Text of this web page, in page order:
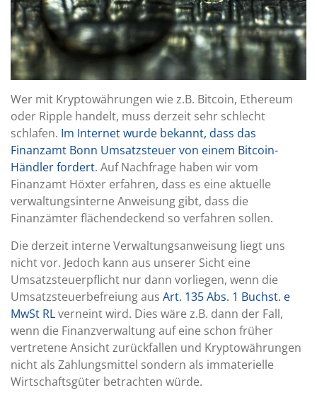
Wer mit Kryptowährungen wie z.B. Bitcoin, Ethereum
oder Ripple handelt, muss derzeit sehr schlecht
schlafen. Im Internet wurde bekannt, dass das
Finanzamt Bonn Umsatzsteuer von einem Bitcoin-
Händler fordert. Auf Nachfrage haben wir vom
Finanzamt Höxter erfahren, dass es eine aktuelle
verwaltungsinterne Anweisung gibt, dass die
Finanzämter flächendeckend so verfahren sollen.
Die derzeit interne Verwaltungsanweisung liegt uns
nicht vor. Jedoch kann aus unserer Sicht eine
Umsatzsteuerpflicht nur dann vorliegen, wenn die
Umsatzsteuerbefreiung aus Art. 135 Abs. 1 Buchst. e
MwSt RLverneint wird. Dies wäre z.B. dann der Fall,
wenn die Finanzverwaltung auf eine schon früher
vertretene Ansicht zurückfallen und Kryptowährungen
nicht als Zahlungsmittel sondern als immaterielle
Wirtschaftsgüter betrachten würde.